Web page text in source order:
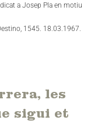
a Josep Pla en motiu
1545. 18.03.1967.
les
sigui et